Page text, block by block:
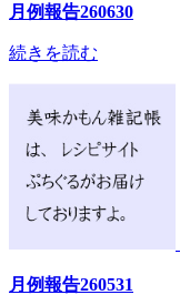
月例報告260630
続きを読む
月例報告260531